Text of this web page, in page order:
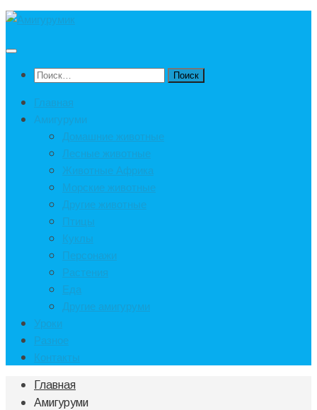
Под
Найти:
Главная
Амигуруми
Домашние животные
Лесные животные
Животные Африка
Морские животные
Другие животные
Птицы
Куклы
Персонажи
Растения
Еда
Другие амигуруми
Уроки
Разное
Контакты
Главная
Амигуруми